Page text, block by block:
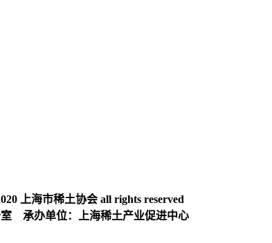
上海市稀土协会 all rights reserved
承办单位：上海稀土产业促进中心